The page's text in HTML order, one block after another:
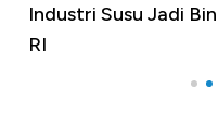
Industri Susu Jadi
RI